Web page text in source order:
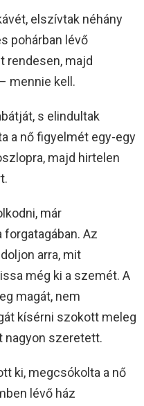
elszívtak néhány
pohárban lévő
rendesen, majd
mennie kell.
s elindultak
a nő figyelmét egy-egy
majd hirtelen
már
Az
arra, mit
még ki a szemét. A
magát, nem
kísérni szokott meleg
nagyon szeretett.
ki, megcsókolta a nő
lévő ház